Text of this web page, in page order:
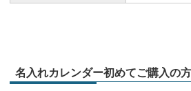
名入れカレンダー初めてご購入の